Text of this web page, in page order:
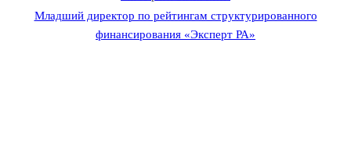
Младший директор по рейтингам структурированного
финансирования «Эксперт РА»